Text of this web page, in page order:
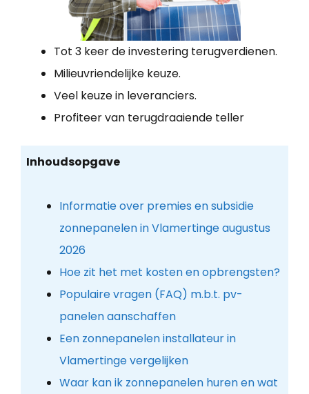
Tot 3 keer de investering terugverdienen.
Milieuvriendelijke keuze.
Veel keuze in leveranciers.
Profiteer van terugdraaiende teller
Inhoudsopgave
Informatie over premies en subsidie
zonnepanelen in Vlamertinge augustus
2026
Hoe zit het met kosten en opbrengsten?
Populaire vragen (FAQ) m.b.t. pv-
panelen aanschaffen
Een zonnepanelen installateur in
Vlamertinge vergelijken
Waar kan ik zonnepanelen huren en wat